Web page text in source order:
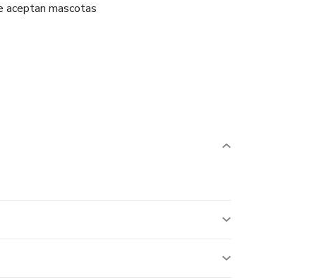
aceptan mascotas